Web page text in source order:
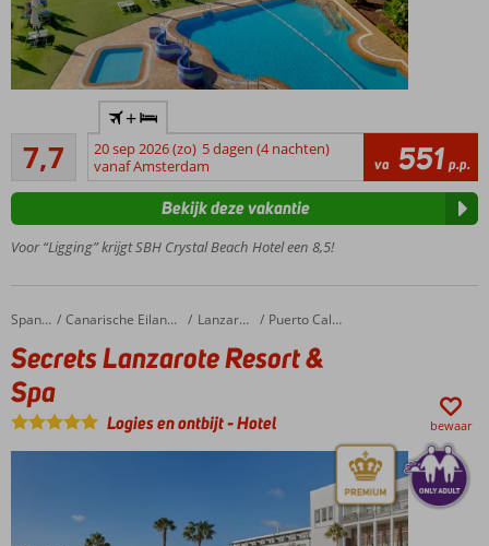
min.
leeftijd
18 jaar
aan het
zandstrand
Sport
Spa
Tip
Cor:
suites!
Volpension
7,7
17
beoordelingen
+
20 sep 2026 (zo) 5 dagen (4 nachten)
vanaf Amsterdam
va 551 p.p.
Voor “Ligging” krijgt SBH Crystal Beach Hotel een 8,5!
Bekijk deze vakantie
Home Spanje Canarische Eilanden Lanzarote Puerto Calero
Secrets Lanzarote Resort & Spa
Secrets Lanzarote Resort &
Spa
Logies en ontbijt-Hotel bewaar